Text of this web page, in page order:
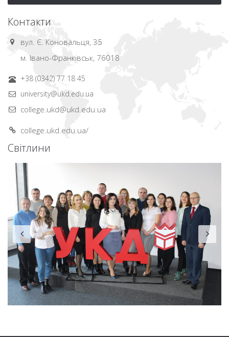
Контакти
вул. Є. Коновальця, 35
м. Івано-Франківськ, 76018
+38 (0342) 77 18 45
university@ukd.edu.ua
college.ukd@ukd.edu.ua
college.ukd.edu.ua/
Світлини